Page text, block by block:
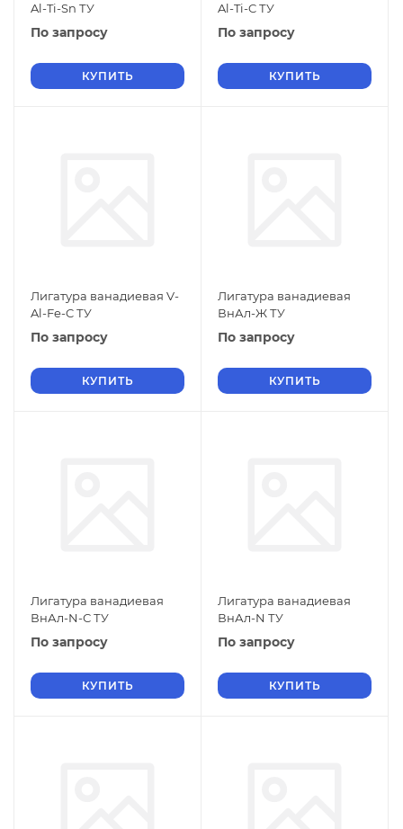
Al-Ti-Sn ТУ
По запросу
КУПИТЬ
Al-Ti-C ТУ
По запросу
КУПИТЬ
Лигатура ванадиевая V-
Al-Fe-C ТУ
По запросу
КУПИТЬ
Лигатура ванадиевая
ВнАл-Ж ТУ
По запросу
КУПИТЬ
Лигатура ванадиевая
ВнАл-N-С ТУ
По запросу
КУПИТЬ
Лигатура ванадиевая
ВнАл-N ТУ
По запросу
КУПИТЬ